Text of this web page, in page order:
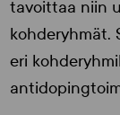
tavoittaa niin
kohderyhmät.
eri